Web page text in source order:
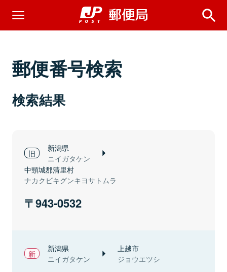
郵便番号検索
検索結果
新潟県
ニイガタケン
中頸城郡清里村
ナカクビキグンキヨサトムラ
943-0532
新潟県
ニイガタケン
上越市
ジョウエツシ